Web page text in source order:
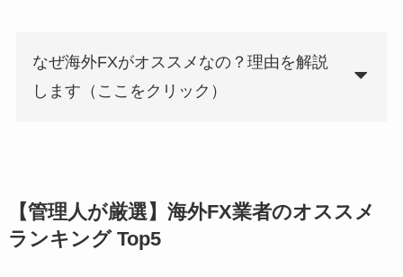
なぜ海外FXがオススメなの？理由を解説
します（ここをクリック）
【管理人が厳選】海外FX業者のオススメ
ランキング Top5